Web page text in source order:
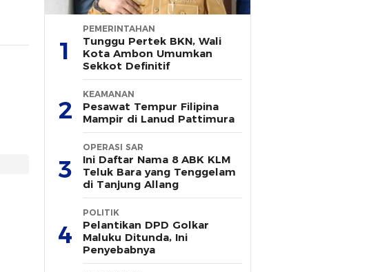
1
PEMERINTAHAN
Tunggu Pertek BKN, Wali
Kota Ambon Umumkan
Sekkot Definitif
2
KEAMANAN
Pesawat Tempur Filipina
Mampir di Lanud Pattimura
3
OPERASI SAR
Ini Daftar Nama 8 ABK KLM
Teluk Bara yang Tenggelam
di Tanjung Allang
4
POLITIK
Pelantikan DPD Golkar
Maluku Ditunda, Ini
Penyebabnya